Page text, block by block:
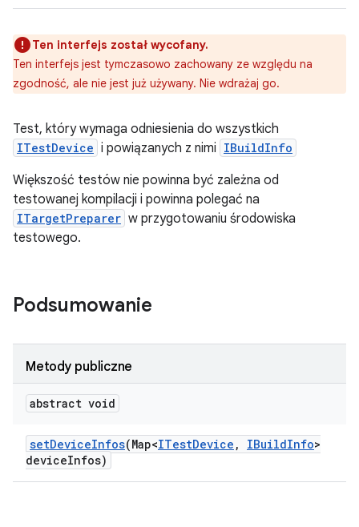
Ten interfejs został wycofany.
Ten interfejs jest tymczasowo zachowany ze względu na
zgodność, ale nie jest już używany. Nie wdrażaj go.
Test, który wymaga odniesienia do wszystkich
ITestDevice i powiązanych z nimi IBuildInfo
Większość testów nie powinna być zależna od
testowanej kompilacji i powinna polegać na
ITargetPreparer w przygotowaniu środowiska
testowego.
Podsumowanie
Metody publiczne
abstract void
setDeviceInfos(Map<ITestDevice , IBuildInfo>
deviceInfos)